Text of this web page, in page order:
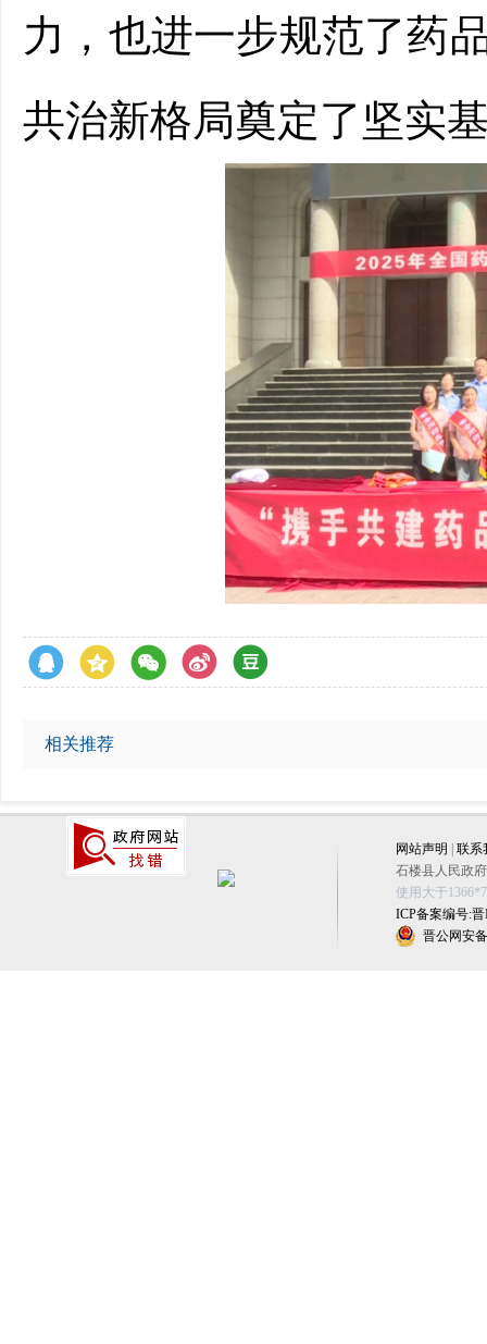
力，也进一步规范了药
共治新格局奠定了坚实
相关推荐
网站声明 | 联系
石楼县人民政
使用大于
ICP备案编号:晋
晋公网安